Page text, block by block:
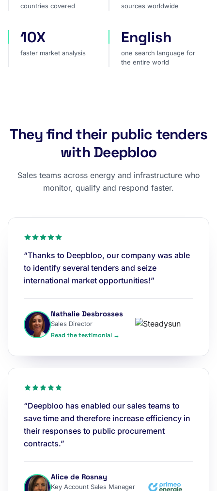
countries covered sources worldwide
faster market analysis
10X
faster market analysis
one search language for
English
one search language for
the entire world
They find their public tenders
with Deepbloo
Sales teams across energy and infrastructure who
monitor, qualify and respond faster.
“Thanks to Deepbloo, our company was able
to identify several tenders and seize
international market opportunities!”
Nathalie Desbrosses
Sales Director
Read the testimonial →
“Deepbloo has enabled our sales teams to
save time and therefore increase efficiency in
their responses to public procurement
contracts.”
Alice de Rosnay
Key Account Sales Manager